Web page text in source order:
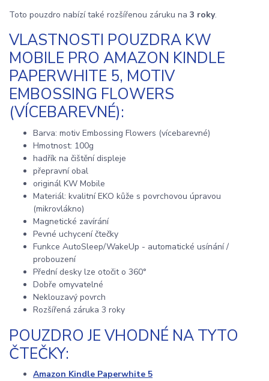
Toto pouzdro nabízí také rozšířenou záruku na 3 roky.
VLASTNOSTI POUZDRA KW
MOBILE PRO AMAZON KINDLE
PAPERWHITE 5, MOTIV
EMBOSSING FLOWERS
(VÍCEBAREVNÉ):
Barva: motiv Embossing Flowers (vícebarevné)
Hmotnost: 100g
hadřík na čištění displeje
přepravní obal
originál KW Mobile
Materiál: kvalitní EKO kůže s povrchovou úpravou
(mikrovlákno)
Magnetické zavírání
Pevné uchycení čtečky
Funkce AutoSleep/WakeUp - automatické usínání /
probouzení
Přední desky lze otočit o 360°
Dobře omyvatelné
Neklouzavý povrch
Rozšířená záruka 3 roky
POUZDRO JE VHODNÉ NA TYTO
ČTEČKY:
Amazon Kindle Paperwhite 5